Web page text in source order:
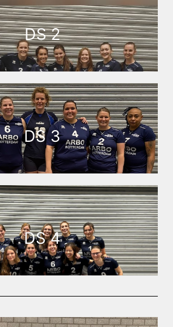
DS 2
DS 3
DS 4